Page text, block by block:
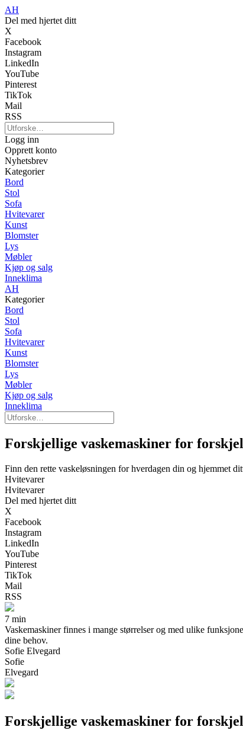
AH
Del med hjertet ditt
X
Facebook
Instagram
LinkedIn
YouTube
Pinterest
TikTok
Mail
RSS
Logg inn
Opprett konto
Nyhetsbrev
Kategorier
Bord
Stol
Sofa
Hvitevarer
Kunst
Blomster
Lys
Møbler
Kjøp og salg
Inneklima
AH
Kategorier
Bord
Stol
Sofa
Hvitevarer
Kunst
Blomster
Lys
Møbler
Kjøp og salg
Inneklima
Forskjellige vaskemaskiner for
Finn den rette vaskeløsningen for hverdagen din og hjemmet
Hvitevarer
Hvitevarer
Del med hjertet ditt
X
Facebook
Instagram
LinkedIn
YouTube
Pinterest
TikTok
Mail
RSS
7 min
Vaskemaskiner finnes i mange størrelser og med ulike
dine behov.
Sofie Elvegard
Sofie
Elvegard
Forskjellige vaskemaskiner for